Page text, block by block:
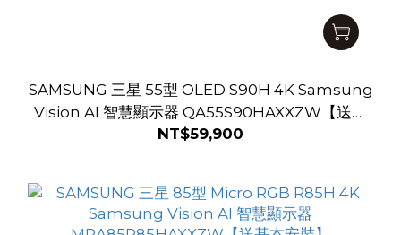
SAMSUNG 三星 55型 OLED S90H 4K Samsung
Vision AI 智慧顯示器 QA55S90HAXXZW【送基
本安裝】
NT$59,900